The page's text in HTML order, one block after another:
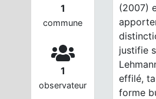
1
commune
1
observateur
(2007)
justifie
effilé,
forme